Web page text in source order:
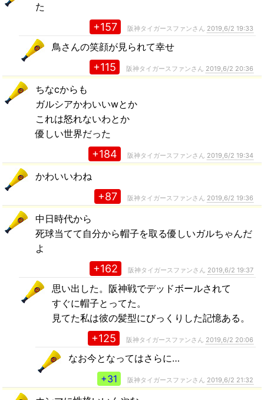
た
+157 阪神タイガースファンさん 2019,6/2 19:33
鳥さんの笑顔が見られて幸せ
+115 阪神タイガースファンさん 2019,6/2 20:36
ちなcからも
ガルシアかわいいwとか
これは怒れないわとか
優しい世界だった
+184 阪神タイガースファンさん 2019,6/2 19:34
かわいいわね
+87 阪神タイガースファンさん 2019,6/2 19:36
中日時代から
死球当てて自分から帽子を取る優しいガルちゃんだ
よ
+162 阪神タイガースファンさん 2019,6/2 19:37
思い出した。阪神戦でデッドボールされて
すぐに帽子とってた。
見てた私は彼の髪型にびっくりした記憶ある。
+125 阪神タイガースファンさん 2019,6/2 20:06
なお今となってはさらに…
+31
阪神タイガースファンさん 2019,6/2 21:32